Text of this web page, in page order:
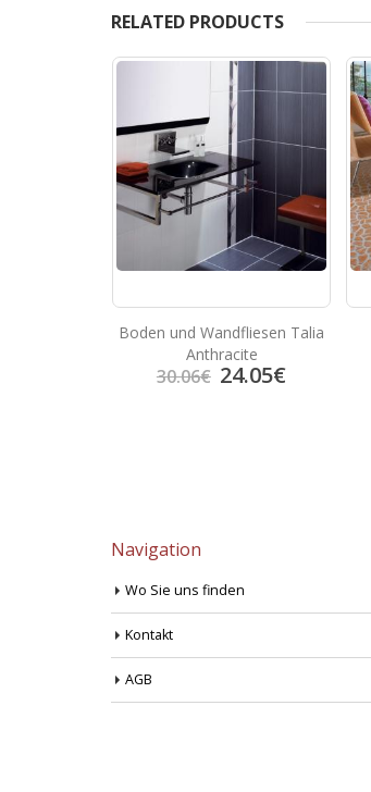
RELATED PRODUCTS
Boden und Wandfliesen Talia
Anthracite
30.06€ 24.05€
Navigation
Wo Sie uns finden
Kontakt
AGB